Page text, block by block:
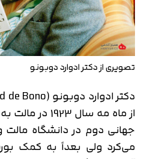
تصویری از دکتر ادوارد دوبونو
از ماه مه سال
جهانی دوم در دانشگاه
می‌کرد ولی بعداً به کمک